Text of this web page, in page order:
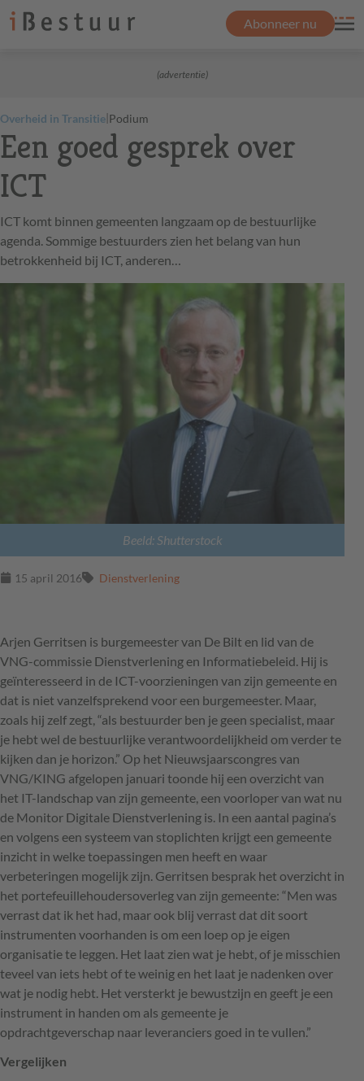
Abonneer nu
(advertentie)
Overheid in Transitie|Podium
Een goed gesprek over
ICT
ICT komt binnen gemeenten langzaam op de bestuurlijke
agenda. Sommige bestuurders zien het belang van hun
betrokkenheid bij ICT, anderen…
Beeld: Shutterstock
15 april 2016 Dienstverlening
Arjen Gerritsen is burgemeester van De Bilt en lid van de
VNG-commissie Dienstverlening en Informatiebeleid. Hij is
geïnteresseerd in de ICT-voorzieningen van zijn gemeente en
dat is niet vanzelfsprekend voor een burgemeester. Maar,
zoals hij zelf zegt, “als bestuurder ben je geen specialist, maar
je hebt wel de bestuurlijke verantwoordelijkheid om verder te
kijken dan je horizon.” Op het Nieuwsjaarscongres van
VNG/KING afgelopen januari toonde hij een overzicht van
het IT-landschap van zijn gemeente, een voorloper van wat nu
de Monitor Digitale Dienstverlening is. In een aantal pagina’s
en volgens een systeem van stoplichten krijgt een gemeente
inzicht in welke toepassingen men heeft en waar
verbeteringen mogelijk zijn. Gerritsen besprak het overzicht in
het portefeuillehoudersoverleg van zijn gemeente: “Men was
verrast dat ik het had, maar ook blij verrast dat dit soort
instrumenten voorhanden is om een loep op je eigen
organisatie te leggen. Het laat zien wat je hebt, of je misschien
teveel van iets hebt of te weinig en het laat je nadenken over
wat je nodig hebt. Het versterkt je bewustzijn en geeft je een
instrument in handen om als gemeente je
opdrachtgeverschap naar leveranciers goed in te vullen.”
Vergelijken